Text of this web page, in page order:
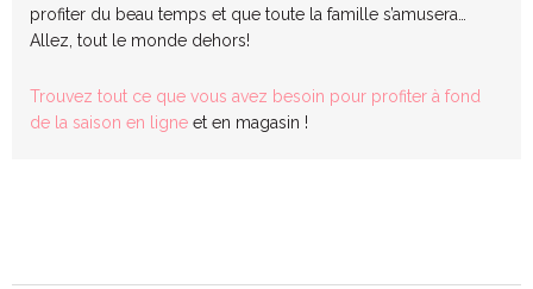
profiter du beau temps et que toute la famille s’amusera…
Allez, tout le monde dehors!
Trouvez tout ce que vous avez besoin pour profiter à fond
de la saison en ligne et en magasin !